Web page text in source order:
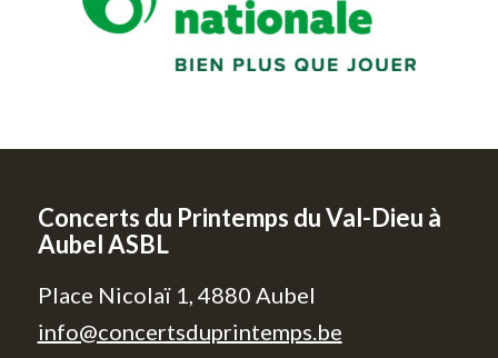
Concerts du Printemps du Val-Dieu à
Aubel ASBL
Place Nicolaï 1, 4880 Aubel
info@concertsduprintemps.be